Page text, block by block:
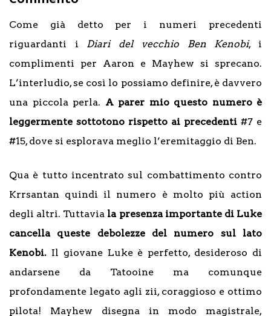
Come già detto per i numeri precedenti
riguardanti i Diari del vecchio Ben Kenobi, i
complimenti per Aaron e Mayhew si sprecano.
L’interludio, se così lo possiamo definire, è davvero
una piccola perla. A parer mio questo numero è
leggermente sottotono rispetto ai precedenti #7 e
#15, dove si esplorava meglio l’eremitaggio di Ben.
Qua è tutto incentrato sul combattimento contro
Krrsantan quindi il numero è molto più action
degli altri. Tuttavia la presenza importante di Luke
cancella queste debolezze del numero sul lato
Kenobi. Il giovane Luke è perfetto, desideroso di
andarsene da Tatooine ma comunque
profondamente legato agli zii, coraggioso e ottimo
pilota! Mayhew disegna in modo magistrale,